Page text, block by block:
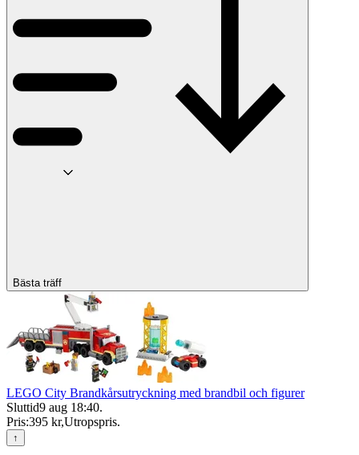
Bästa träff
LEGO City Brandkårsutryckning med brandbil och figurer
Sluttid9 aug 18:40.
Pris:395 kr,Utropspris.
↑